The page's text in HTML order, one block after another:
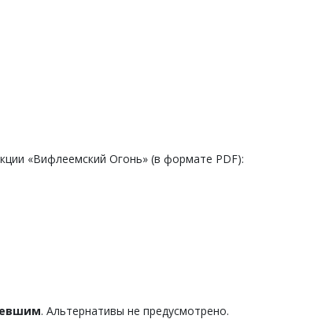
«Вифлеемский Огонь» (в формате PDF):
. Альтернативы не предусмотрено.